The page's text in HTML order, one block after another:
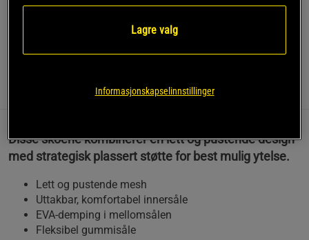
Anmeldelser
Disse skoene kombinerer en lett og pustende design
med strategisk plassert støtte for best mulig ytelse.
Lett og pustende mesh
Uttakbar, komfortabel innersåle
EVA-demping i mellomsålen
Fleksibel gummisåle
Lagre valg
Informasjonskapselinnstillinger